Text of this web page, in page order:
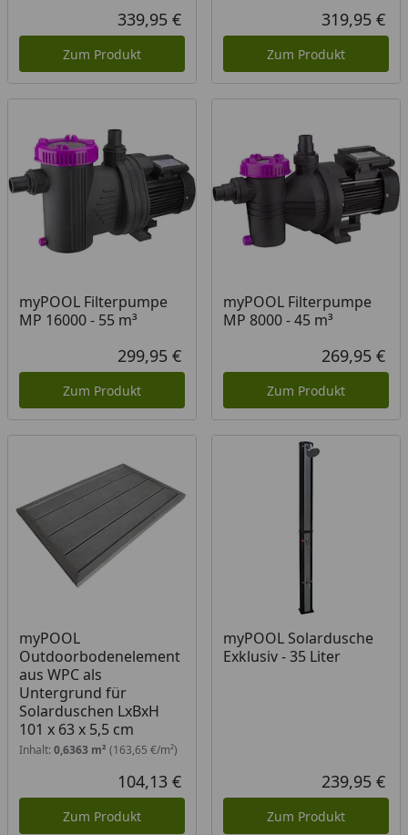
Aktueller Preis
339,95 €
Zum Produkt
319,95 €
Zum Produkt
myPOOL Filterpumpe
MP 16000 - 55 m³
Aktueller Preis
299,95 €
Zum Produkt
myPOOL Filterpumpe
MP 8000 - 45 m³
269,95 €
Zum Produkt
myPOOL
Outdoorbodenelement
aus WPC als
Untergrund für
Solarduschen LxBxH
101 x 63 x 5,5 cm
Inhalt: 0,6363 m² (163,65 €/m²)
Aktueller Preis
104,13 €
Zum Produkt
myPOOL Solardusche
Exklusiv - 35 Liter
239,95 €
Zum Produkt